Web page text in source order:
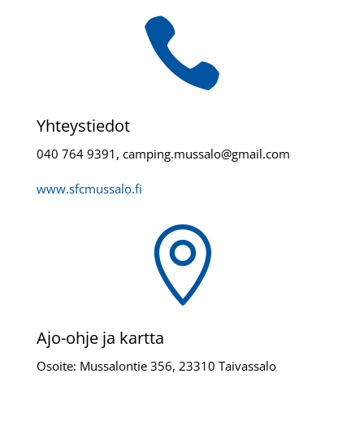

Yhteystiedot
040 764 9391, camping.mussalo@gmail.com
www.sfcmussalo.fi

Ajo-ohje ja kartta
Osoite: Mussalontie 356, 23310 Taivassalo